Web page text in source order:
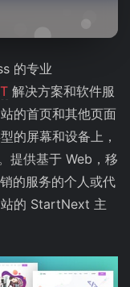
的专业
解决方案和软件服
的首页和其他页面
的屏幕和设备上，
提供基于 Web，移
的服务的个人或代
的 StartNext 主